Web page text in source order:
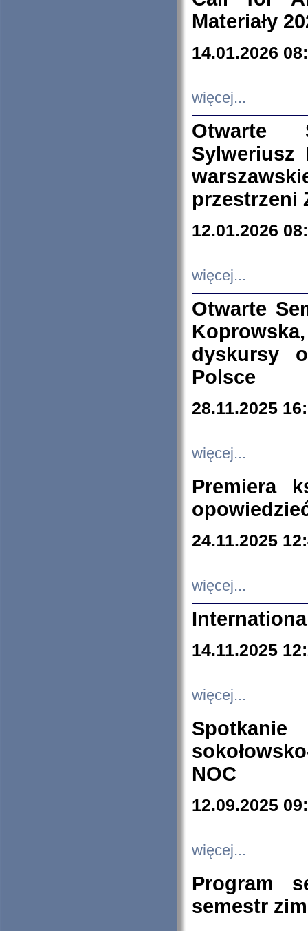
Materiały
14.01.2026
więcej...
Otwarte
Sylweriusz
przestrzeni
12.01.2026
więcej...
Otwarte
dyskursy
Polsce
28.11.2025
więcej...
Premiera
24.11.2025
więcej...
14.11.2025
więcej...
NOC
12.09.2025
więcej...
Program
semestr